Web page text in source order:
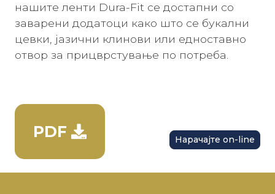
нашите ленти Dura-Fit се достапни со
заварени додатоци како што се букални
цевки, јазични клинови или едноставно
отвор за прицврстување по потреба.
PDF Нарачајте on-line